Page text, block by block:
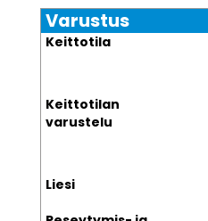
Varustus
Keittotila
Keittotilan
varustelu
Liesi